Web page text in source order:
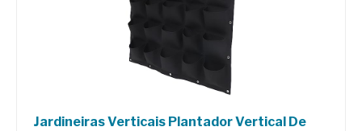
Jardineiras Verticais Plantador Vertical De